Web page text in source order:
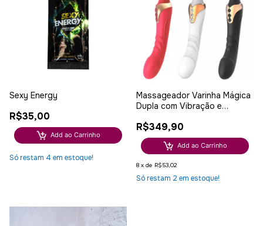
Sexy Energy
R$35,00
Add ao Carrinho
Só restam 4 em estoque!
Massageador Varinha Mágica
Dupla com Vibração e
R$349,90
Add ao Carrinho
8 x de R$53,02
Só restam 2 em estoque!